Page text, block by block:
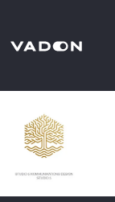
content